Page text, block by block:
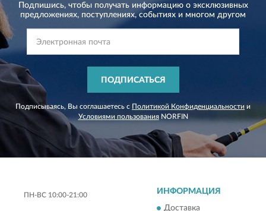
Подпишись, чтобы получать информацию о эксклюзивных
предложениях, поступлениях, событиях и многом другом
ПОДПИСАТЬСЯ
Подписываясь, Вы соглашаетесь с Политикой Конфиденциальности и
Условиями пользованияNORFIN
ПН-ВС 10:00-21:00 ИНФОРМАЦИЯ
Доставка